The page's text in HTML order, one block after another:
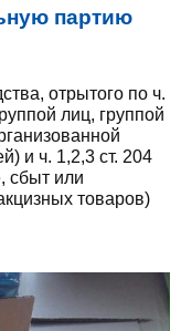
партию
отрытого по ч.
лиц, группой
и ч. 1,2,3 ст. 204
сбыт или
товаров)